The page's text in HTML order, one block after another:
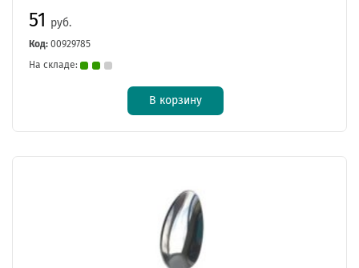
51 руб.
Код: 00929785
На складе:
В корзину